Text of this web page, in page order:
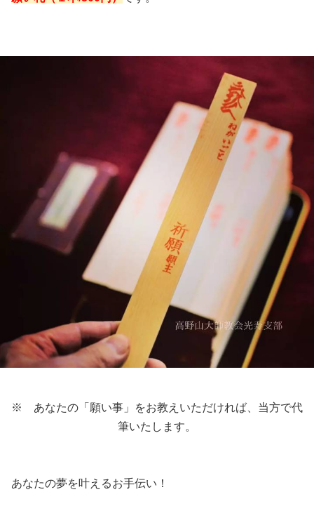
※ あなたの「願い事」をお教えいただければ、当方で代
筆いたします。
あなたの夢を叶えるお手伝い！